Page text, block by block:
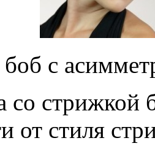
с
со стрижкой
от стиля